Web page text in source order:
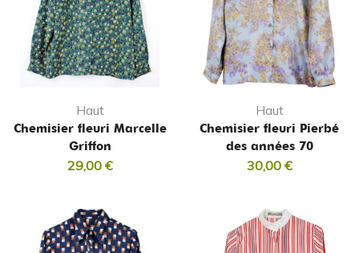
Haut
Chemisier fleuri Marcelle
Griffon
29,00 €
Haut
Chemisier fleuri Pierbé
des années 70
30,00 €